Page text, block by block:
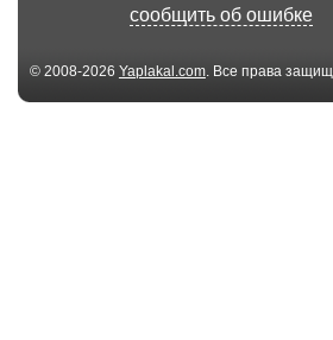
сообщить об ошибке
© 2008-2026 Yaplakal.com. Все права